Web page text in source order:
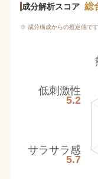
成分解析スコア 総
※ 成分構成からの推定値です
サラサラ感
5.7
低刺激性
5.2